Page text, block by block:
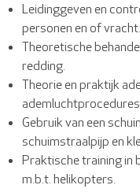
Leidinggeven en
personen en of vracht.
Theoretische
redding.
Theorie en praktijk
Gebruik van een
schuimstraalpijp en
Praktische training in
m.b.t. helikopters.